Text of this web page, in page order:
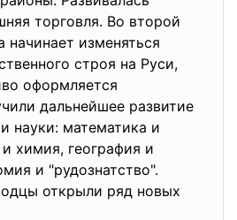
торговля. Во второй
начинает изменяться
строя на Руси,
оформляется
дальнейшее развитие
науки: математика и
химия, география и
и "рудознатство".
открыли ряд новых